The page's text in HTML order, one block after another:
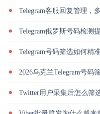
Telegram客服回复管理，
Telegram俄罗斯号码检测
Telegram号码筛选如何精
2026乌克兰Telegram号码
Twitter用户采集后怎么筛选